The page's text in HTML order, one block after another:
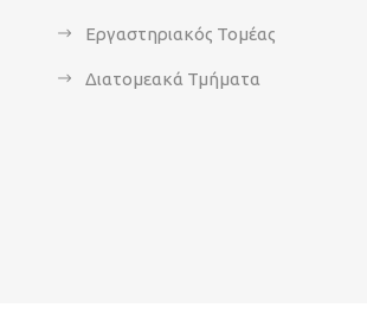
Εργαστηριακός Τομέας
Διατομεακά Τμήματα